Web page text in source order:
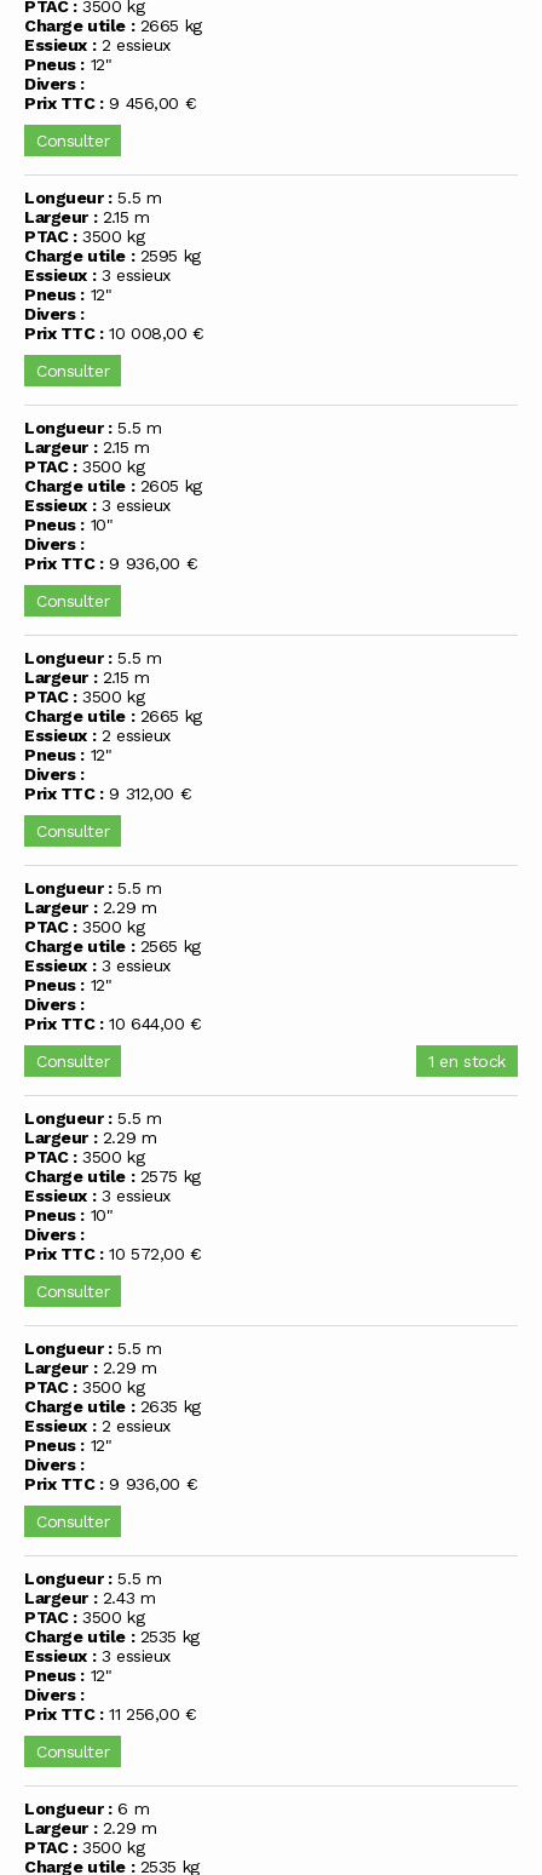
PTAC :3500 kg
Charge utile :2665 kg
Essieux :2 essieux
Pneus : 12"
Divers :
Prix TTC :9 456,00 €
Consulter
Longueur :5.5 m
Largeur :2.15 m
PTAC :3500 kg
Charge utile :2595 kg
Essieux :3 essieux
Pneus : 12"
Divers :
Prix TTC :10 008,00 €
Consulter
Longueur :5.5 m
Largeur :2.15 m
PTAC :3500 kg
Charge utile :2605 kg
Essieux :3 essieux
Pneus : 10"
Divers :
Prix TTC :9 936,00 €
Consulter
Longueur :5.5 m
Largeur :2.15 m
PTAC :3500 kg
Charge utile :2665 kg
Essieux :2 essieux
Pneus : 12"
Divers :
Prix TTC :9 312,00 €
Consulter
Longueur :5.5 m
Largeur :2.29 m
PTAC :3500 kg
Charge utile :2565 kg
Essieux :3 essieux
Pneus : 12"
Divers :
Prix TTC :10 644,00 €
Consulter
1 en stock
Longueur :5.5 m
Largeur :2.29 m
PTAC :3500 kg
Charge utile :2575 kg
Essieux :3 essieux
Pneus : 10"
Divers :
Prix TTC :10 572,00 €
Consulter
Longueur :5.5 m
Largeur :2.29 m
PTAC :3500 kg
Charge utile :2635 kg
Essieux :2 essieux
Pneus : 12"
Divers :
Prix TTC :9 936,00 €
Consulter
Longueur :5.5 m
Largeur :2.43 m
PTAC :3500 kg
Charge utile :2535 kg
Essieux :3 essieux
Pneus : 12"
Divers :
Prix TTC :11 256,00 €
Consulter
Longueur :6 m
Largeur :2.29 m
PTAC :3500 kg
Charge utile :2535 kg